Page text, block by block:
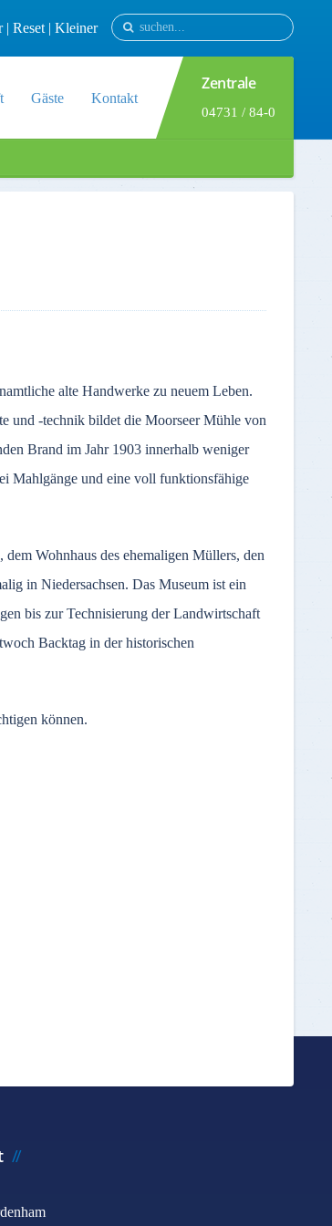
| Reset | Kleiner
Gäste Kontakt
Zentrale
04731 / 84-0
alte Handwerke zu neuem Leben.
und -technik bildet die Moorseer Mühle von
Brand im Jahr 1903 innerhalb weniger
Mahlgänge und eine voll funktionsfähige
Wohnhaus des ehemaligen Müllers, den
in Niedersachsen. Das Museum ist ein
bis zur Technisierung der Landwirtschaft
Backtag in der historischen
können.